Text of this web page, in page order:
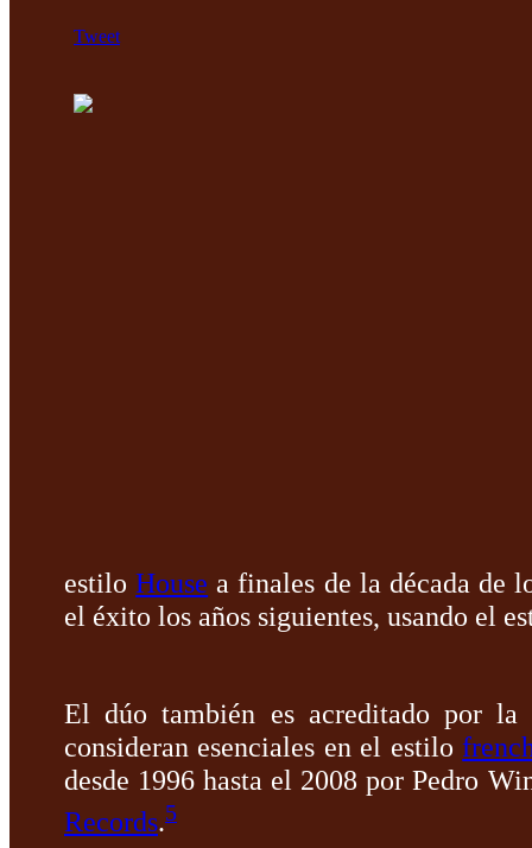
Tweet
estiloHouse a finales de la década de
el éxito los años siguientes, usando el
El dúo también es acreditado por la
consideran esenciales en el estilo
desde 1996 hasta el 2008 por Pedro
Records.5